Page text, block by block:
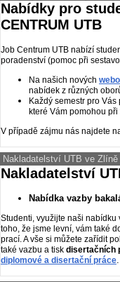
Nabídky pro
CENTRUM UTB
Job Centrum UTB nabízí
poradenství (pomoc při
Na našich nových
nabídek z různých
Každý semestr pro
které Vám pomohou
V případě zájmu nás najdete
Nakladatelství UTB ve Zlíně
Nakladatelství
Nabídka vazby
Studenti, využijte naši nabídku
toho, že jsme levní, vám také
prací. A vše si můžete zařídit
také vazbu a tisk disertačních
diplomové a disertační práce.